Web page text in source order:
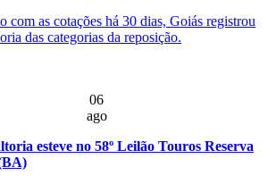
com as cotações há 30 dias, Goiás registrou
das categorias da reposição.
06
ago
esteve no 58º Leilão Touros Reserva